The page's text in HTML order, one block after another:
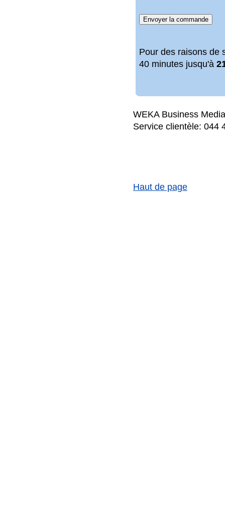
Pour des raisons de
40 minutes jusqu'à
WEKA Business
Service clientèle: 044
Haut de page